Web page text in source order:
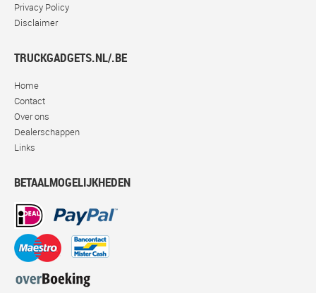
Privacy Policy
Disclaimer
TRUCKGADGETS.NL/.BE
Home
Contact
Over ons
Dealerschappen
Links
BETAALMOGELIJKHEDEN